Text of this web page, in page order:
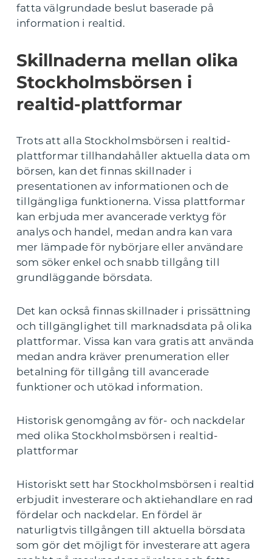
fatta välgrundade beslut baserade på
information i realtid.
Skillnaderna mellan olika
Stockholmsbörsen i
realtid-plattformar
Trots att alla Stockholmsbörsen i realtid-
plattformar tillhandahåller aktuella data om
börsen, kan det finnas skillnader i
presentationen av informationen och de
tillgängliga funktionerna. Vissa plattformar
kan erbjuda mer avancerade verktyg för
analys och handel, medan andra kan vara
mer lämpade för nybörjare eller användare
som söker enkel och snabb tillgång till
grundläggande börsdata.
Det kan också finnas skillnader i prissättning
och tillgänglighet till marknadsdata på olika
plattformar. Vissa kan vara gratis att använda
medan andra kräver prenumeration eller
betalning för tillgång till avancerade
funktioner och utökad information.
Historisk genomgång av för- och nackdelar
med olika Stockholmsbörsen i realtid-
plattformar
Historiskt sett har Stockholmsbörsen i realtid
erbjudit investerare och aktiehandlare en rad
fördelar och nackdelar. En fördel är
naturligtvis tillgången till aktuella börsdata
som gör det möjligt för investerare att agera